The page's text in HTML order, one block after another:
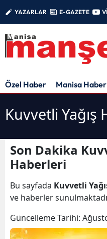
YAZARLAR E-GAZETE
Özel Haber Manisa
Kuvvetli Yağış
Son Dakika
Haberleri
Bu sayfada Kuvvetli
ve haberler
Güncelleme Tarihi: